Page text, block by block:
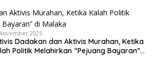
2025
Dadakan dan Aktivis Murahan, Ketika
Politik Melahirkan “Pejuang Bayaran”